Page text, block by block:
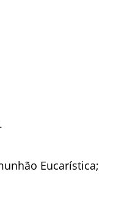
Eucarística;